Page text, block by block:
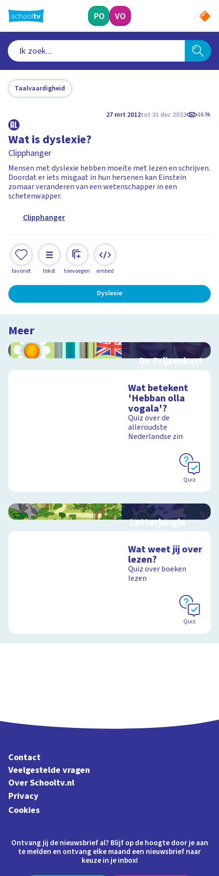
naar
hoofdinhoud
PO VO
Taalvaardigheid
27 mrt 2012tot 31 dec 2032 16.9k
Wat is dyslexie?
Clipphanger
Mensen met dyslexie hebben moeite met lezen en schrijven.
Doordat er iets misgaat in hun hersenen kan Einstein
zomaar veranderen van een wetenschapper in een
schetenwapper.
Clipphanger
favoriet tekst toevoegen embed
Dyslexie
Meer
De Prijzenkast
Taalspel
Wat betekent
'Hebban olla
vogala'?
Quiz over de
alleroudste
Nederlandse zin
Quiz
Letterjungle
Interactieve
letters en klanken
Wat weet jij over
lezen?
Quiz over boeken
lezen
Quiz
Contact
Veelgestelde vragen
Over Schooltv.nl
Privacy
Cookies
Ontvang jij de nieuwsbrief al? Blijf op de hoogte door je aan
te melden en ontvang elke maand een nieuwsbrief naar
keuze in je inbox!